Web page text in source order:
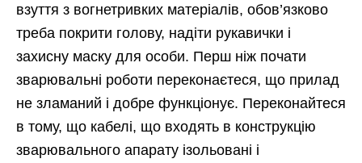
взуття з вогнетривких матеріалів, обов’язково
треба покрити голову, надіти рукавички і
захисну маску для особи. Перш ніж почати
зварювальні роботи переконаєтеся, що прилад
не зламаний і добре функціонує. Переконайтеся
в тому, що кабелі, що входять в конструкцію
зварювального апарату ізольовані і